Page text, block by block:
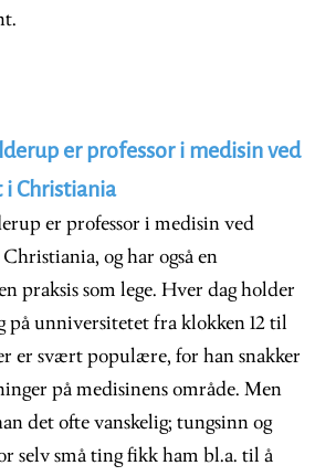
er professor i medisin ved
Christiania
er professor i medisin ved
og har også en
praksis som lege. Hver dag holder
på unniversitetet fra klokken 12 til
er svært populære, for han snakker
på medisinens område. Men
det ofte vanskelig; tungsinn og
selv små ting fikk ham bl.a. til å